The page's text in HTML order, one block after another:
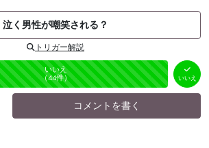
泣く男性が嘲笑される？
トリガー解説
いいえ
（44件） いいえ
コメントを書く